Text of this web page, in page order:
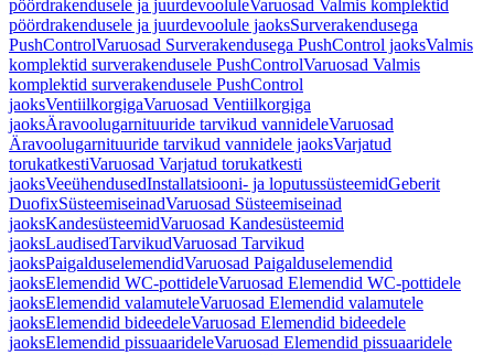
pöördrakendusele ja juurdevooluleVaruosad Valmis komplektid
pöördrakendusele ja juurdevoolule jaoksSurverakendusega
PushControlVaruosad Surverakendusega PushControl jaoksValmis
komplektid surverakendusele PushControlVaruosad Valmis
komplektid surverakendusele PushControl
jaoksVentiilkorgigaVaruosad Ventiilkorgiga
jaoksÄravoolugarnituuride tarvikud vannideleVaruosad
Äravoolugarnituuride tarvikud vannidele jaoksVarjatud
torukatkestiVaruosad Varjatud torukatkesti
jaoksVeeühendusedInstallatsiooni- ja loputussüsteemidGeberit
DuofixSüsteemiseinadVaruosad Süsteemiseinad
jaoksKandesüsteemidVaruosad Kandesüsteemid
jaoksLaudisedTarvikudVaruosad Tarvikud
jaoksPaigalduselemendidVaruosad Paigalduselemendid
jaoksElemendid WC-pottideleVaruosad Elemendid WC-pottidele
jaoksElemendid valamuteleVaruosad Elemendid valamutele
jaoksElemendid bideedeleVaruosad Elemendid bideedele
jaoksElemendid pissuaarideleVaruosad Elemendid pissuaaridele